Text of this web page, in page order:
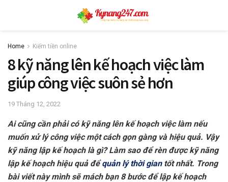
Home Kiếm tiền online
8 kỹ năng lên kế hoạch việc làm
giúp công việc suôn sẻ hơn
19 Tháng 12, 2022
Ai cũng cần phải có kỹ năng lên kế hoạch việc làm nếu
muốn xử lý công việc một cách gọn gàng và hiệu quả. Vậy
kỹ năng lập kế hoạch là gì? Làm sao để rèn được kỹ năng
lập kế hoạch hiệu quả đểquản lý thời giantốt nhất. Trong
bài viết này mình sẽ mách bạn 8 bước để lập kế hoạch